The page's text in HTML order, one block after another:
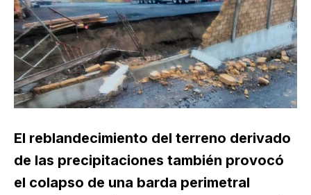
El reblandecimiento del terreno derivado
de las precipitaciones también provocó
el colapso de una barda perimetral